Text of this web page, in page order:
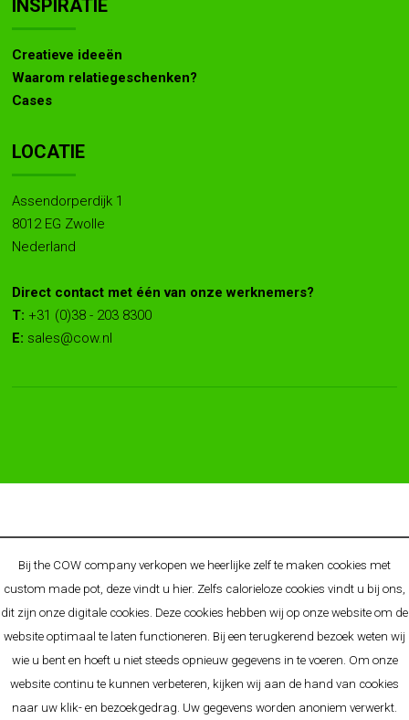
INSPIRATIE
Creatieve ideeën
Waarom relatiegeschenken?
Cases
LOCATIE
Assendorperdijk 1
8012 EG Zwolle
Nederland
Direct contact met één van onze werknemers?
T: +31 (0)38 - 203 8300
E: sales@cow.nl
RELATIEGESCHENKEN & PROMOTIONELE CONCEPTEN
O.A. BEKEND VAN:Cow.nl-Allgifts.nl-Allgifts.be-Allgifts.de -
Premiums.nl
Algemene voorwaarden-Disclaimer-Privacy Policy-
Cookieverklaring-Sitemap
Bij the COW company verkopen we heerlijke zelf te maken cookies met
custom made pot, deze vindt u hier. Zelfs calorieloze cookies vindt u bij ons,
dit zijn onze digitale cookies. Deze cookies hebben wij op onze website om de
website optimaal te laten functioneren. Bij een terugkerend bezoek weten wij
wie u bent en hoeft u niet steeds opnieuw gegevens in te voeren. Om onze
website continu te kunnen verbeteren, kijken wij aan de hand van cookies
naar uw klik- en bezoekgedrag. Uw gegevens worden anoniem verwerkt.